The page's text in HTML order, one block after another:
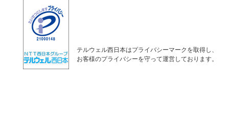
テルウェル西日本はプライバシーマークを取得し、
お客様のプライバシーを守って運営しております。